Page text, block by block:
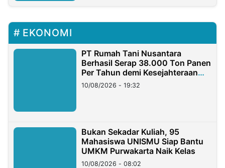
EKONOMI
PT Rumah Tani Nusantara
Berhasil Serap 38.000 Ton Panen
Per Tahun demi Kesejahteraan
Petani
10/08/2026 - 19:32
Bukan Sekadar Kuliah, 95
Mahasiswa UNISMU Siap Bantu
UMKM Purwakarta Naik Kelas
10/08/2026 - 08:02